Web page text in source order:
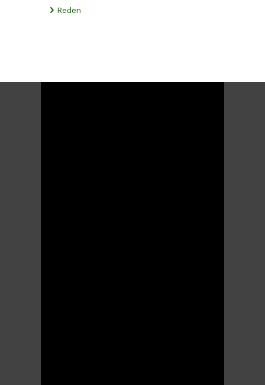
Reden